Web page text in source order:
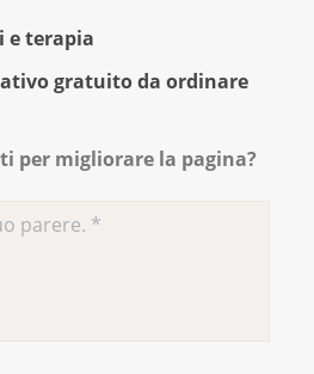
e terapia
gratuito da ordinare
per migliorare la pagina?